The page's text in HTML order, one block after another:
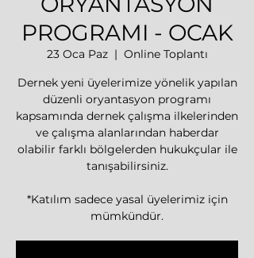
PROGRAMI - OCAK
23 Oca Paz
  |
Online Toplantı
Dernek yeni üyelerimize yönelik yapılan
düzenli oryantasyon programı
kapsamında dernek çalışma ilkelerinden
ve çalışma alanlarından haberdar
olabilir farklı bölgelerden hukukçular ile
tanışabilirsiniz.
*Katılım sadece yasal üyelerimiz için
mümkündür.